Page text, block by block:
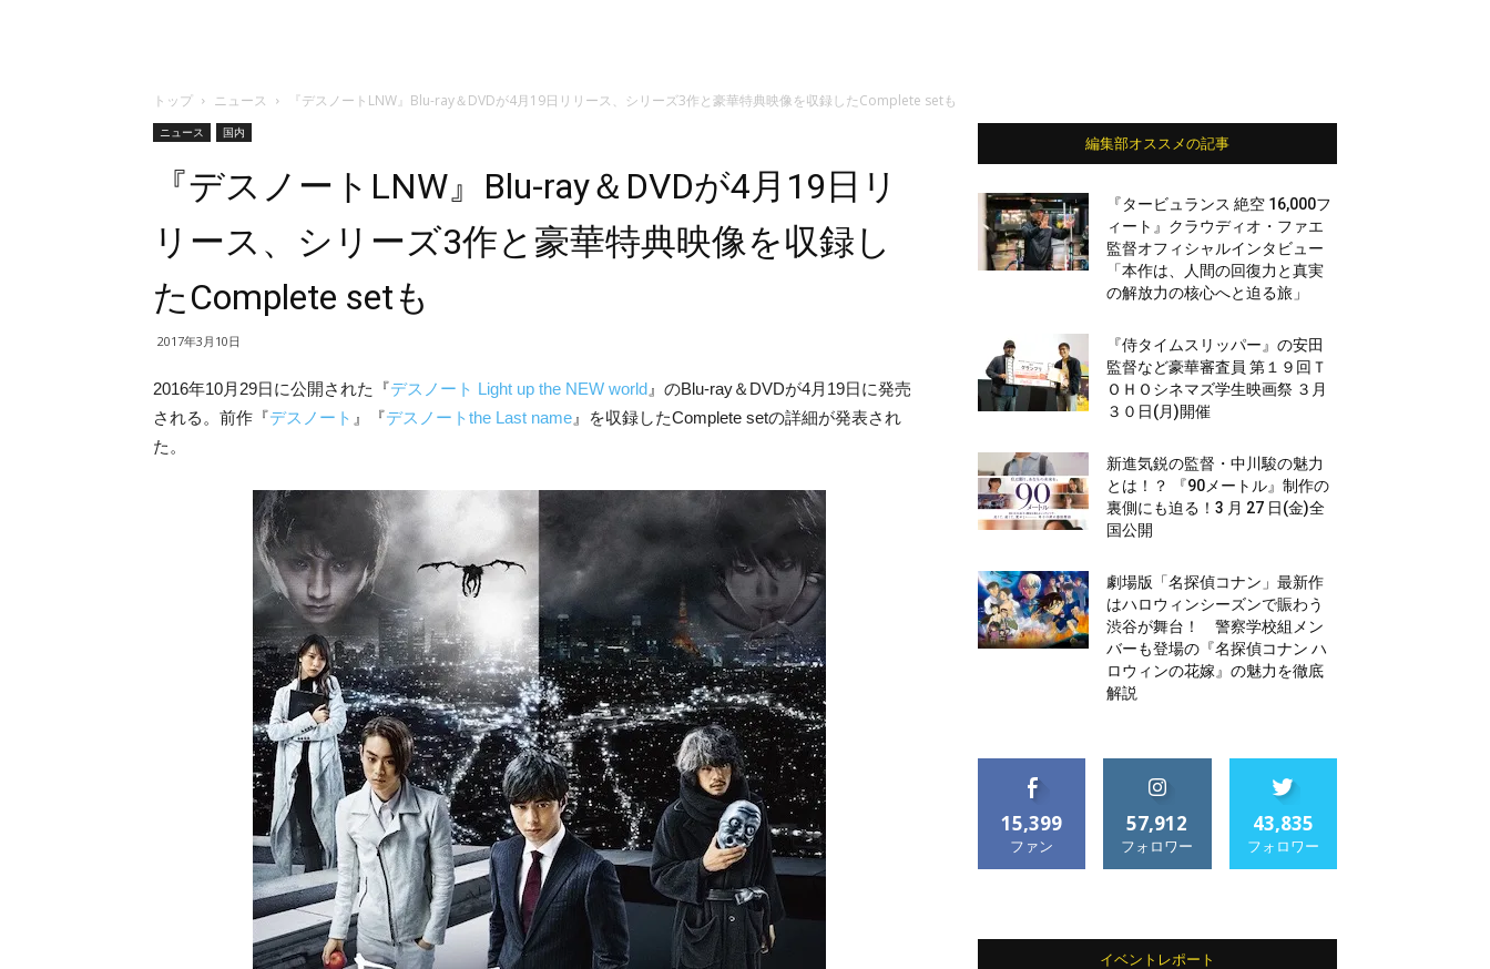
トップ ニュース 『デスノートLNW』Blu-ray＆DVDが4月19日リリース、シリーズ3作と豪華特典映像を収録したComplete setも
ニュース 国内
『デスノートLNW』Blu-ray＆DVDが4月19日リ
リース、シリーズ3作と豪華特典映像を収録し
たComplete setも
2017年3月10日
2016年10月29日に公開された『デスノート Light up the NEW world 』のBlu-ray＆DVDが4月19日に発売
される。前作『デスノート 』『デスノートthe Last name 』を収録したComplete setの詳細が発表され
た。
編集部オススメの記事
『タービュランス 絶空 16,000フ
ィート』クラウディオ・ファエ
監督オフィシャルインタビュー
「本作は、人間の回復力と真実
の解放力の核心へと迫る旅」
『侍タイムスリッパー』の安田
監督など豪華審査員 第１９回Ｔ
ＯＨＯシネマズ学生映画祭 ３月
３０日(月)開催
新進気鋭の監督・中川駿の魅力
とは！？ 『90メートル』制作の
裏側にも迫る！3 月 27 日(金)全
国公開
劇場版「名探偵コナン」最新作
はハロウィンシーズンで賑わう
渋谷が舞台！ 警察学校組メン
バーも登場の『名探偵コナン ハ
ロウィンの花嫁』の魅力を徹底
解説
15,399
ファン
57,912
フォロワー
43,835
フォロワー
イベントレポート